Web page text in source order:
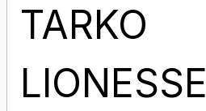
TARKO
LIONESSE